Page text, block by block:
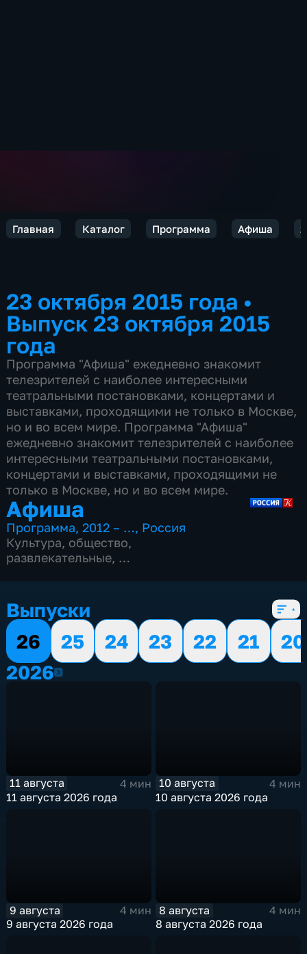
Главная Каталог Программа Афиша
23 октября 2015 года •
Выпуск 23 октября 2015
года
Программа "Афиша" ежедневно знакомит
телезрителей с наиболее интересными
театральными постановками, концертами и
выставками, проходящими не только в Москве,
но и во всем мире. Программа "Афиша"
ежедневно знакомит телезрителей с наиболее
интересными театральными постановками,
концертами и выставками, проходящими не
только в Москве, но и во всем мире.
Афиша
Программа,2012 – …, Россия
Культура, общество,
развлекательные,
Выпуски
26
25 24 23 22 21
20
20262026
11 августа
4 мин
11 августа 2026 года
10 августа
4 мин
10 августа 2026 года
9 августа
4 мин
9 августа 2026 года
8 августа
4 мин
8 августа 2026 года